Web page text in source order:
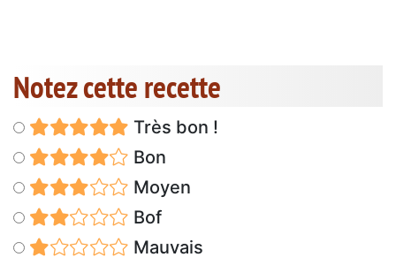
Notez cette recette
Très bon !
Bon
Moyen
Bof
Mauvais